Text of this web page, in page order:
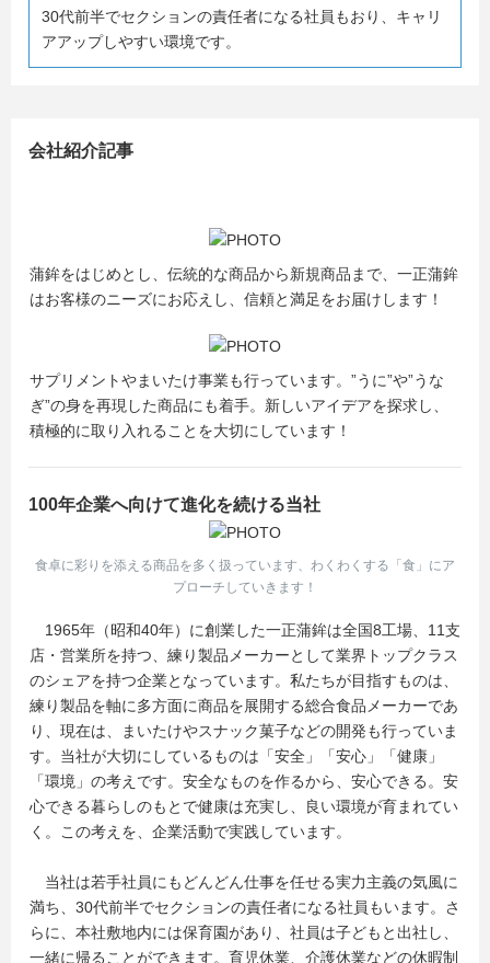
30代前半でセクションの責任者になる社員もおり、キャリ
アアップしやすい環境です。
会社紹介記事
蒲鉾をはじめとし、伝統的な商品から新規商品まで、一正蒲鉾
はお客様のニーズにお応えし、信頼と満足をお届けします！
サプリメントやまいたけ事業も行っています。”うに”や”うな
ぎ”の身を再現した商品にも着手。新しいアイデアを探求し、
積極的に取り入れることを大切にしています！
100年企業へ向けて進化を続ける当社
食卓に彩りを添える商品を多く扱っています、わくわくする「食」にア
プローチしていきます！
1965年（昭和40年）に創業した一正蒲鉾は全国8工場、11支
店・営業所を持つ、練り製品メーカーとして業界トップクラス
のシェアを持つ企業となっています。私たちが目指すものは、
練り製品を軸に多方面に商品を展開する総合食品メーカーであ
り、現在は、まいたけやスナック菓子などの開発も行っていま
す。当社が大切にしているものは「安全」「安心」「健康」
「環境」の考えです。安全なものを作るから、安心できる。安
心できる暮らしのもとで健康は充実し、良い環境が育まれてい
く。この考えを、企業活動で実践しています。
当社は若手社員にもどんどん仕事を任せる実力主義の気風に
満ち、30代前半でセクションの責任者になる社員もいます。さ
らに、本社敷地内には保育園があり、社員は子どもと出社し、
一緒に帰ることができます。育児休業、介護休業などの休暇制